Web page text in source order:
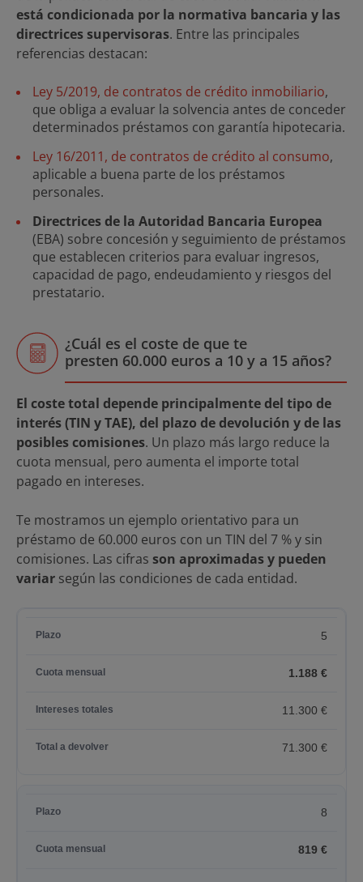
está condicionada por la normativa bancaria y las
directrices supervisoras. Entre las principales
referencias destacan:
Ley 5/2019, de contratos de crédito inmobiliario,
que obliga a evaluar la solvencia antes de conceder
determinados préstamos con garantía hipotecaria.
Ley 16/2011, de contratos de crédito al consumo,
aplicable a buena parte de los préstamos
personales.
Directrices de la Autoridad Bancaria Europea
(EBA) sobre concesión y seguimiento de préstamos
que establecen criterios para evaluar ingresos,
capacidad de pago, endeudamiento y riesgos del
prestatario.
¿Cuál es el coste de que te
presten 60.000 euros a 10 y a 15 años?
El coste total depende principalmente del tipo de
interés (TIN y TAE), del plazo de devolución y de las
posibles comisiones. Un plazo más largo reduce la
cuota mensual, pero aumenta el importe total
pagado en intereses.
Te mostramos un ejemplo orientativo para un
préstamo de 60.000 euros con un TIN del 7 % y sin
comisiones. Las cifras son aproximadas y pueden
variar según las condiciones de cada entidad.
5
1.188 €
11.300 €
71.300 €
8
819 €